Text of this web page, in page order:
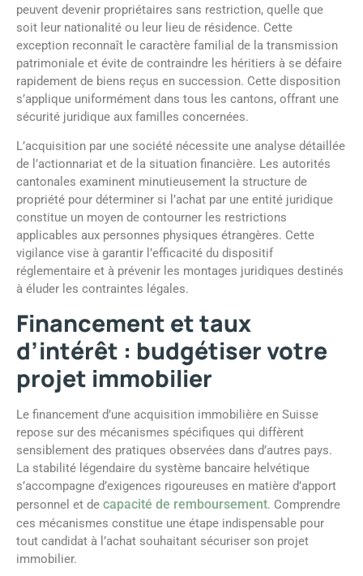
peuvent devenir propriétaires sans restriction, quelle que
soit leur nationalité ou leur lieu de résidence. Cette
exception reconnaît le caractère familial de la transmission
patrimoniale et évite de contraindre les héritiers à se défaire
rapidement de biens reçus en succession. Cette disposition
s’applique uniformément dans tous les cantons, offrant une
sécurité juridique aux familles concernées.
L’acquisition par une société nécessite une analyse détaillée
de l’actionnariat et de la situation financière. Les autorités
cantonales examinent minutieusement la structure de
propriété pour déterminer si l’achat par une entité juridique
constitue un moyen de contourner les restrictions
applicables aux personnes physiques étrangères. Cette
vigilance vise à garantir l’efficacité du dispositif
réglementaire et à prévenir les montages juridiques destinés
à éluder les contraintes légales.
Financement et taux
d’intérêt : budgétiser votre
projet immobilier
Le financement d’une acquisition immobilière en Suisse
repose sur des mécanismes spécifiques qui diffèrent
sensiblement des pratiques observées dans d’autres pays.
La stabilité légendaire du système bancaire helvétique
s’accompagne d’exigences rigoureuses en matière d’apport
personnel et de capacité de remboursement. Comprendre
ces mécanismes constitue une étape indispensable pour
tout candidat à l’achat souhaitant sécuriser son projet
immobilier.